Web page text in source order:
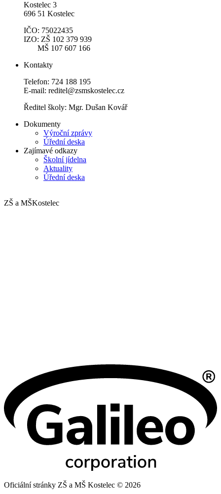
Kostelec 3
696 51 Kostelec
IČO: 75022435
IZO: ZŠ 102 379 939
MŠ 107 607 166
Kontakty
Telefon: 724 188 195
E-mail: reditel@zsmskostelec.cz
Ředitel školy: Mgr. Dušan Kovář
Dokumenty
Výroční zprávy
Úřední deska
Zajímavé odkazy
Školní jídelna
Aktuality
Úřední deska
ZŠ a MŠKostelec
Oficiální stránky ZŠ a MŠ Kostelec © 2026